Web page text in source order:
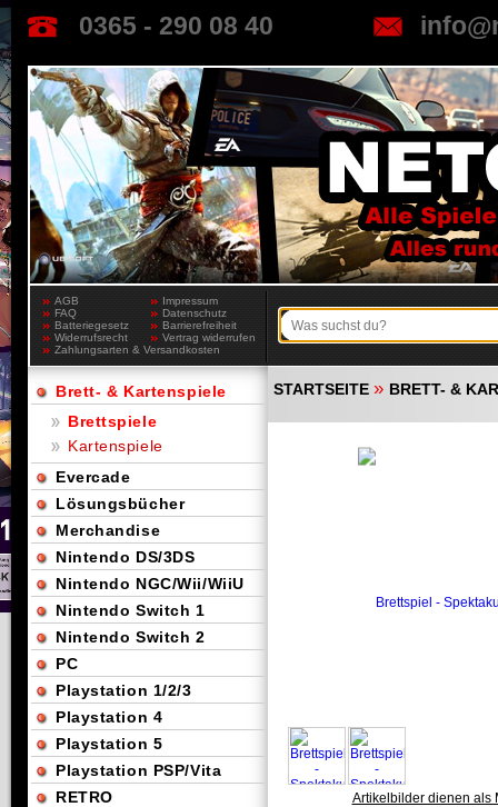
0365 - 290 08 40
AGB
Impressum
FAQ
Datenschutz
Batteriegesetz
Barrierefreiheit
Widerrufsrecht
Vertrag widerrufen
Zahlungsarten & Versandkosten
STARTSEITE » BRETT- &
Artikelbilder dienen als
Brett- & Kartenspiele
Brettspiele
Kartenspiele
Evercade
Lösungsbücher
Merchandise
Nintendo DS/3DS
Nintendo NGC/Wii/WiiU
Nintendo Switch 1
Nintendo Switch 2
PC
Playstation 1/2/3
Playstation 4
Playstation 5
Playstation PSP/Vita
RETRO